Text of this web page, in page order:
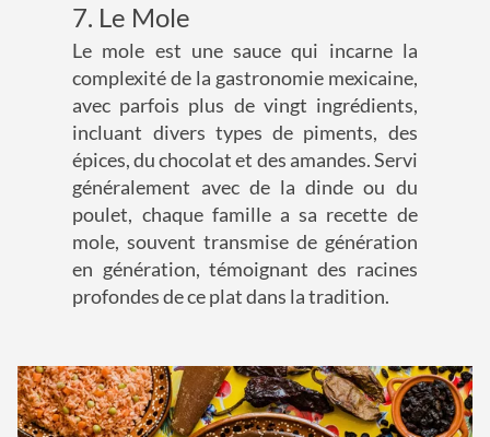
7. Le Mole
Le mole est une sauce qui incarne la
complexité de la gastronomie mexicaine,
avec parfois plus de vingt ingrédients,
incluant divers types de piments, des
épices, du chocolat et des amandes. Servi
généralement avec de la dinde ou du
poulet, chaque famille a sa recette de
mole, souvent transmise de génération
en génération, témoignant des racines
profondes de ce plat dans la tradition.